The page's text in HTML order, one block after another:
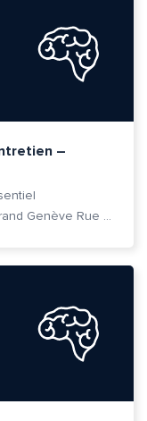
–
Cité des Métiers du Grand Genève Rue Prévost-Martin 6 1205 Genève